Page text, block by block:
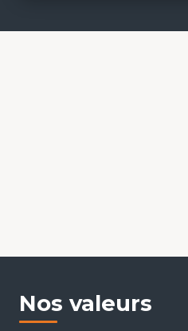
Nos valeurs